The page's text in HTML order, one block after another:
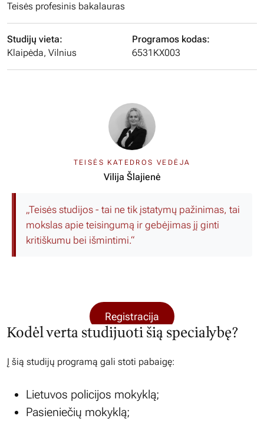
Teisės profesinis bakalauras
Studijų vieta:
Klaipėda, Vilnius
Programos kodas:
6531KX003
TEISĖS KATEDROS VEDĖJA
Vilija Šlajienė
„Teisės studijos - tai ne tik įstatymų pažinimas, tai
mokslas apie teisingumą ir gebėjimas jį ginti
kritiškumu bei išmintimi.“
Registracija
Kodėl verta studijuoti šią specialybę?
Į šią studijų programą gali stoti pabaigę:
Lietuvos policijos mokyklą;
Pasieniečių mokyklą;